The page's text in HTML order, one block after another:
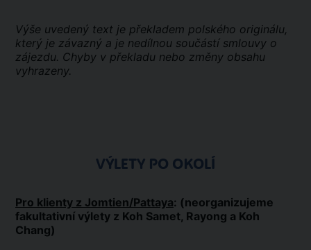
Výše uvedený text je překladem polského originálu,
který je závazný a je nedílnou součástí smlouvy o
zájezdu. Chyby v překladu nebo změny obsahu
vyhrazeny.
VÝLETY PO OKOLÍ
Pro klienty z Jomtien/Pattaya: (neorganizujeme
fakultativní výlety z Koh Samet, Rayong a Koh
Chang)